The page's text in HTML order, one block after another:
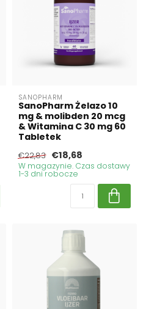
SANOPHARM
SanoPharm Żelazo 10
mg & molibden 20 mcg
& Witamina C 30 mg 60
Tabletek
€22,83 €18,68
W magazynie. Czas dostawy
1-3 dni robocze